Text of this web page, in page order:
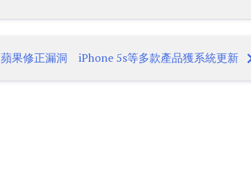
蘋果修正漏洞 iPhone 5s等多款產品獲系統更新